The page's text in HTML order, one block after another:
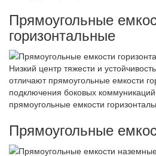
Прямоугольные
горизонтальные
Низкий центр тяжести и
отличают прямоугольные емкости
подключения боковых
прямоугольные емкости
Прямоугольные